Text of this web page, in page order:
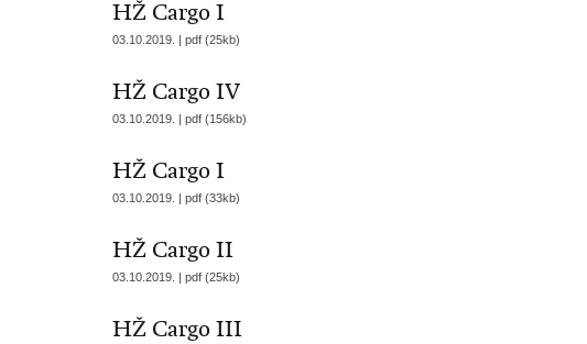
HŽ Cargo I
03.10.2019. | pdf (25kb)
HŽ Cargo IV
03.10.2019. | pdf (156kb)
HŽ Cargo I
03.10.2019. | pdf (33kb)
HŽ Cargo II
03.10.2019. | pdf (25kb)
HŽ Cargo III